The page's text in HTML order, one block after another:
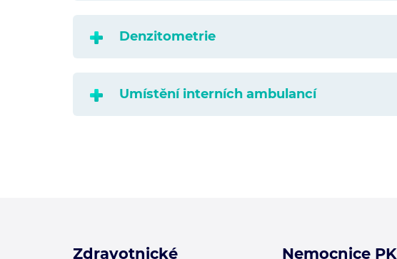
Denzitometrie
Umístění interních ambulancí
Zdravotnické
Nemocnice PK